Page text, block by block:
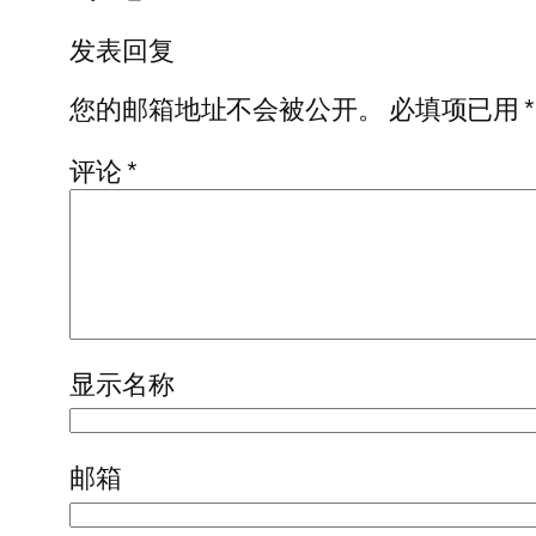
发表回复
您的邮箱地址不会被公开。
必填项已用*
评论*
显示名称
邮箱